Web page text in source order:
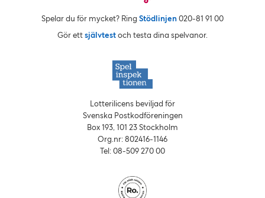
Spelar du för mycket? Ring Stödlinjen 020‑81 91 00
Gör ett självtest och testa dina spelvanor.
Lotterilicens beviljad för
Svenska Postkodföreningen
Box 193, 101 23 Stockholm
Org.nr: 802416‑1146
Tel: 08‑509 270 00